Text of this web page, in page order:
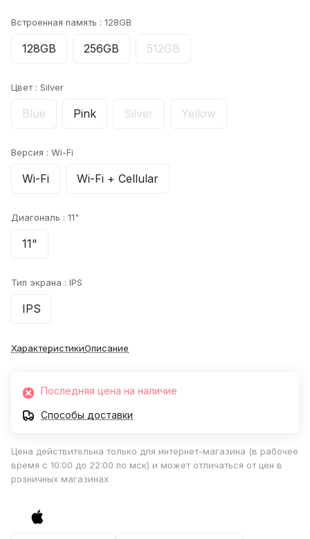
Встроенная память : 128GB
128GB 256GB 512GB
Цвет : Silver
Blue Pink Silver Yellow
Версия : Wi-Fi
Wi-Fi Wi-Fi + Cellular
Диагональ : 11"
11"
Тип экрана : IPS
IPS
ХарактеристикиОписание
Последняя цена на наличие
Способы доставки
Цена действительна только для интернет-магазина (в рабочее
время с 10:00 до 22:00 по мск) и может отличаться от цен в
розничных магазинах